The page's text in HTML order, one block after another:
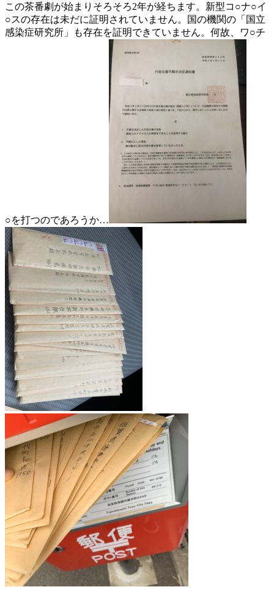
この茶番劇が始まりそろそろ2年が経ちます。新型コ○ナ○イ
○スの存在は未だに証明されていません。国の機関の「国立
感染症研究所」も存在を証明できていません。何故、ワ○チ
○を打つのであろうか…